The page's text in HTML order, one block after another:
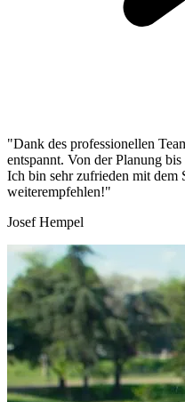
"Dank des professionellen
entspannt. Von der Planung
Ich bin sehr zufrieden mit dem
weiterempfehlen!"
Josef Hempel